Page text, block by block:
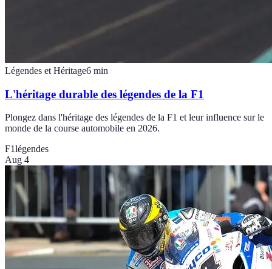
Légendes et Héritage6 min
L'héritage durable des légendes de la F1
Plongez dans l'héritage des légendes de la F1 et leur influence sur le
monde de la course automobile en 2026.
F1légendes
Aug 4